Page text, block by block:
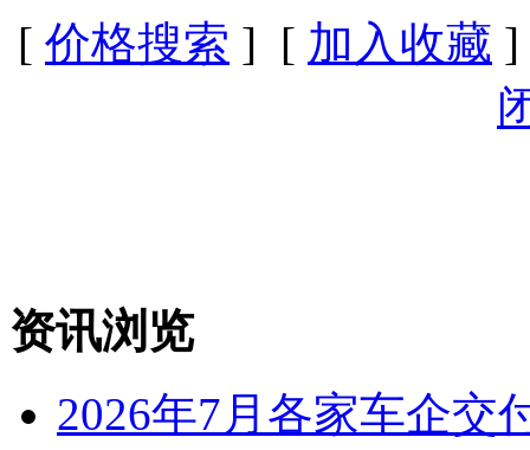
[ 价格搜索 ] [ 加入收藏
资讯浏览
2026年7月各家车企交